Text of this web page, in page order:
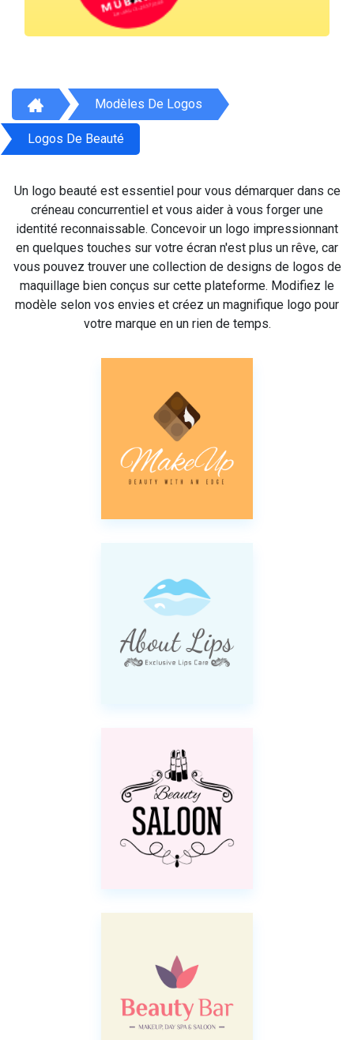
Modèles De Logos
Logos De Beauté
Un logo beauté est essentiel pour vous démarquer dans ce
créneau concurrentiel et vous aider à vous forger une
identité reconnaissable. Concevoir un logo impressionnant
en quelques touches sur votre écran n'est plus un rêve, car
vous pouvez trouver une collection de designs de logos de
maquillage bien conçus sur cette plateforme. Modifiez le
modèle selon vos envies et créez un magnifique logo pour
votre marque en un rien de temps.